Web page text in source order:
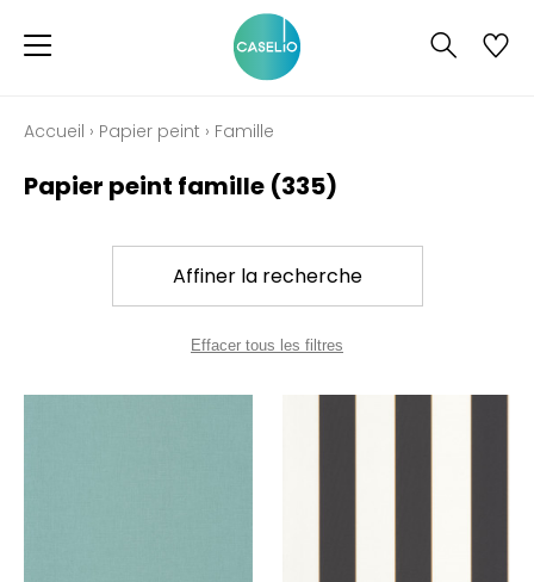
Accueil › Papier peint › Famille
Papier peint famille (335)
Affiner la recherche
Effacer tous les filtres